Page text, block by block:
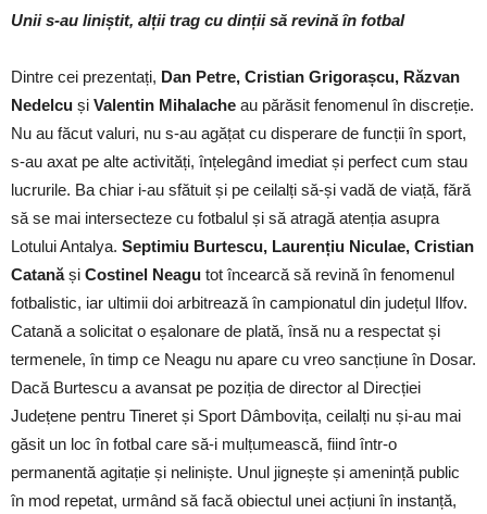
Unii s-au liniștit, alții trag cu dinții să revină în fotbal
Dintre cei prezentați, Dan Petre, Cristian Grigorașcu, Răzvan
Nedelcu și Valentin Mihalache au părăsit fenomenul în discreție.
Nu au făcut valuri, nu s-au agățat cu disperare de funcții în sport,
s-au axat pe alte activități, înțelegând imediat și perfect cum stau
lucrurile. Ba chiar i-au sfătuit și pe ceilalți să-și vadă de viață, fără
să se mai intersecteze cu fotbalul și să atragă atenția asupra
Lotului Antalya. Septimiu Burtescu, Laurențiu Niculae, Cristian
Catanăși Costinel Neagu tot încearcă să revină în fenomenul
fotbalistic, iar ultimii doi arbitrează în campionatul din județul Ilfov.
Catană a solicitat o eșalonare de plată, însă nu a respectat și
termenele, în timp ce Neagu nu apare cu vreo sancțiune în Dosar.
Dacă Burtescu a avansat pe poziția de director al Direcției
Județene pentru Tineret și Sport Dâmbovița, ceilalți nu și-au mai
găsit un loc în fotbal care să-i mulțumească, fiind într-o
permanentă agitație și neliniște. Unul jignește și amenință public
în mod repetat, urmând să facă obiectul unei acțiuni în instanță,